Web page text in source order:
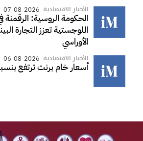
الأخبار الاقتصادية 07-08-2026
الحكومة الروسية: الرقمنة
اللوجستية تعزز التجارة
الأوراسي
الأخبار الاقتصادية 06-08-2026
أسعار خام برنت ترتفع بنسبة